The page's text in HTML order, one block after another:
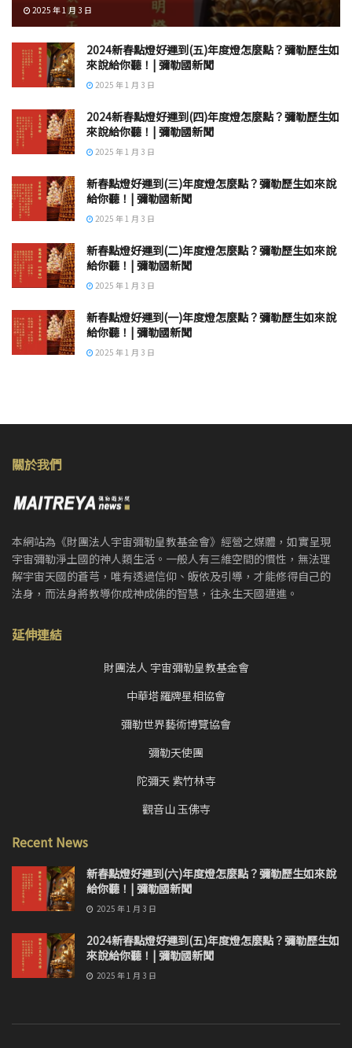
2025 年 1 月 3 日
2024新春點燈好運到(五)年度燈怎麼點？彌勒歷生如
來說給你聽！| 彌勒國新聞
2025 年 1 月 3 日
2024新春點燈好運到(四)年度燈怎麼點？彌勒歷生如
來說給你聽！| 彌勒國新聞
2025 年 1 月 3 日
新春點燈好運到(三)年度燈怎麼點？彌勒歷生如來說
給你聽！| 彌勒國新聞
2025 年 1 月 3 日
新春點燈好運到(二)年度燈怎麼點？彌勒歷生如來說
給你聽！| 彌勒國新聞
2025 年 1 月 3 日
新春點燈好運到(一)年度燈怎麼點？彌勒歷生如來說
給你聽！| 彌勒國新聞
2025 年 1 月 3 日
關於我們
本網站為《財團法人宇宙彌勒皇教基金會》經營之媒體，如實呈現
宇宙彌勒淨土國的神人類生活。一般人有三維空間的慣性，無法理
解宇宙天國的蒼芎，唯有透過信仰、皈依及引導，才能修得自己的
法身，而法身將教導你成神成佛的智慧，往永生天國邁進。
延伸連結
財團法人 宇宙彌勒皇教基金會
中華塔羅牌星相協會
彌勒世界藝術博覽協會
彌勒天使團
陀彌天 紫竹林寺
觀音山 玉佛寺
Recent News
新春點燈好運到(六)年度燈怎麼點？彌勒歷生如來說
給你聽！| 彌勒國新聞
2025 年 1 月 3 日
2024新春點燈好運到(五)年度燈怎麼點？彌勒歷生如
來說給你聽！| 彌勒國新聞
2025 年 1 月 3 日